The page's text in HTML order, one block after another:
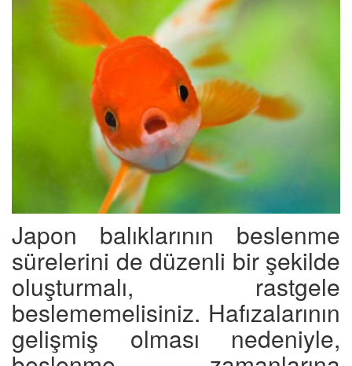
Japon balıklarının beslenme
sürelerini de düzenli bir şekilde
oluşturmalı, rastgele
beslememelisiniz. Hafızalarının
gelişmiş olması nedeniyle,